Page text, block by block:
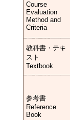
Course
Evaluation
Method and
Criteria
教科書・テキ
スト
Textbook
参考書
Reference
Book